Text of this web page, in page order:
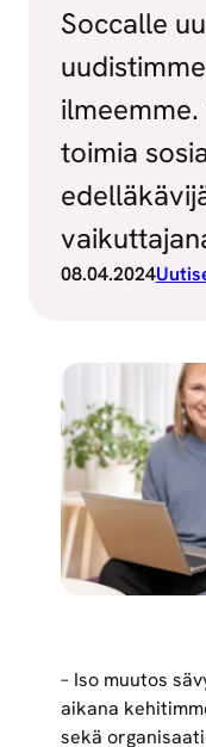
Soccalle
toimia
08.04.2024
– Iso muutos
aikana
sekä